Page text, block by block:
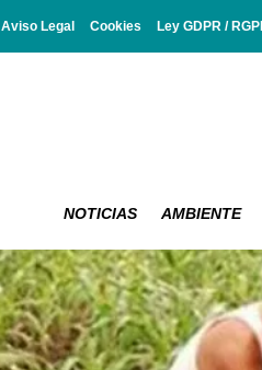
Aviso Legal Cookies Ley GDPR /
NOTICIAS AMBIENTE